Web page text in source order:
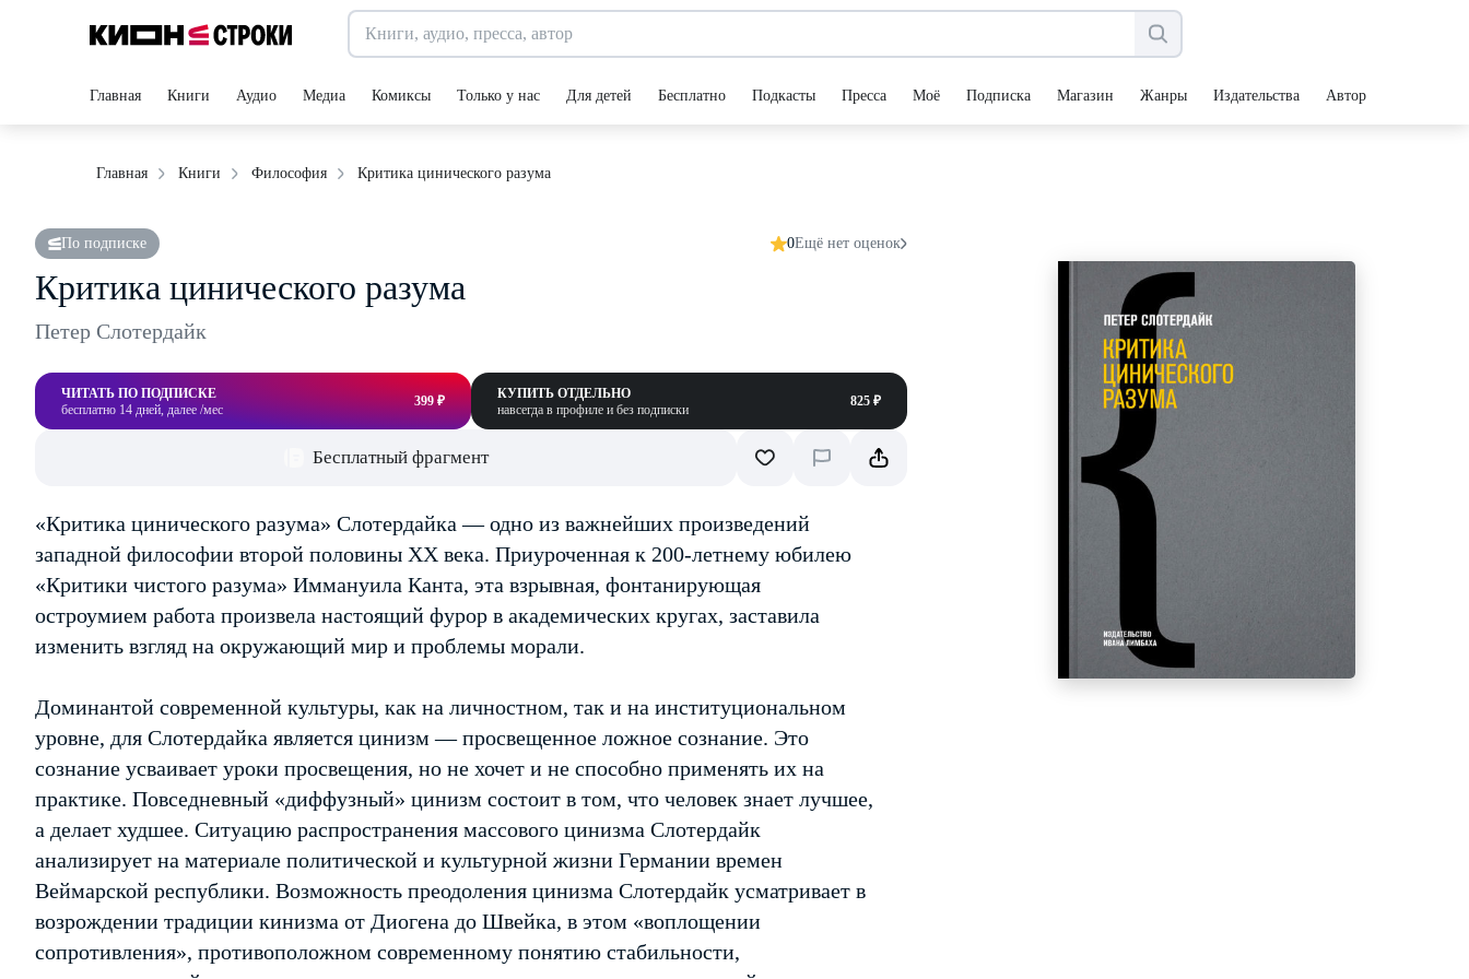
Главная Книги Аудио Медиа Комиксы Только у нас Для детей Бесплатно Подкасты Пресса Моё Подписка Магазин Жанры Издательства Авторы
Главная Книги Философия Критика цинического разума
По подписке 0Ещё нет оценок
Критика цинического разума
Петер Слотердайк
ЧИТАТЬ ПО ПОДПИСКЕ
бесплатно 14 дней, далее /мес
399 ₽
КУПИТЬ ОТДЕЛЬНО
навсегда в профиле и без подписки
825 ₽
Бесплатный фрагмент
«Критика цинического разума» Слотердайка — одно из важнейших произведений
западной философии второй половины ХХ века. Приуроченная к 200-летнему юбилею
«Критики чистого разума» Иммануила Канта, эта взрывная, фонтанирующая
остроумием работа произвела настоящий фурор в академических кругах, заставила
изменить взгляд на окружающий мир и проблемы морали.
Доминантой современной культуры, как на личностном, так и на институциональном
уровне, для Слотердайка является цинизм — просвещенное ложное сознание. Это
сознание усваивает уроки просвещения, но не хочет и не способно применять их на
практике. Повседневный «диффузный» цинизм состоит в том, что человек знает лучшее,
а делает худшее. Ситуацию распространения массового цинизма Слотердайк
анализирует на материале политической и культурной жизни Германии времен
Веймарской республики. Возможность преодоления цинизма Слотердайк усматривает в
возрождении традиции кинизма от Диогена до Швейка, в этом «воплощении
сопротивления», противоположном современному понятию стабильности,